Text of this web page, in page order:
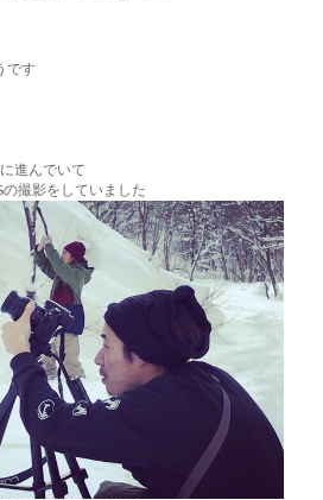
です
進んでいて
撮影をしていました